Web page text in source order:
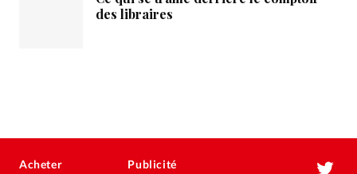
des libraires
Acheter Publicité